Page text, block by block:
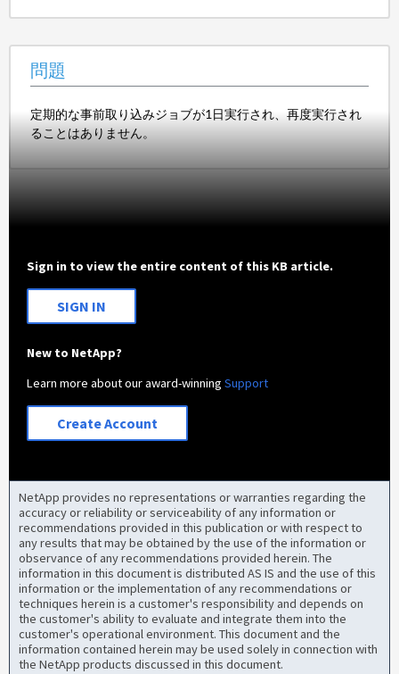
問題
定期的な事前取り込みジョブが1日実行され、再度実行され
ることはありません。
Sign in to view the entire content of this KB article.
SIGN IN
New to NetApp?
Learn more about our award-winningSupport
Create Account
NetApp provides no representations or warranties regarding the
accuracy or reliability or serviceability of any information or
recommendations provided in this publication or with respect to
any results that may be obtained by the use of the information or
observance of any recommendations provided herein. The
information in this document is distributed AS IS and the use of this
information or the implementation of any recommendations or
techniques herein is a customer's responsibility and depends on
the customer's ability to evaluate and integrate them into the
customer's operational environment. This document and the
information contained herein may be used solely in connection with
the NetApp products discussed in this document.